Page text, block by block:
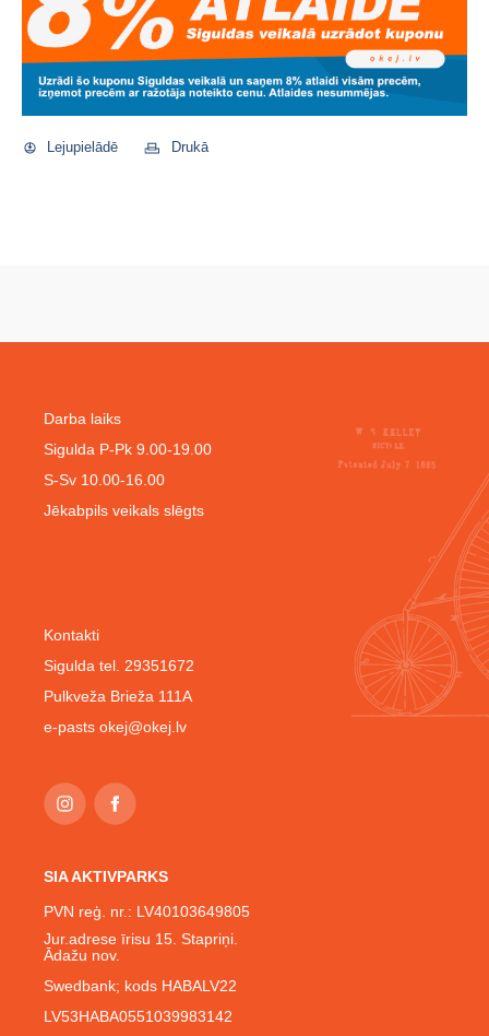
Lejupielādē Drukā
Kontakti
Sigulda tel. 29351672
Pulkveža Brieža 111A
e-pasts okej@okej.lv
Darba laiks
Sigulda P-Pk 9.00-19.00
S-Sv 10.00-16.00
Jēkabpils veikals slēgts
SIA AKTIVPARKS
PVN reģ. nr.: LV40103649805
Jur.adrese īrisu 15. Stapriņi.
Ādažu nov.
Swedbank; kods HABALV22
LV53HABA0551039983142